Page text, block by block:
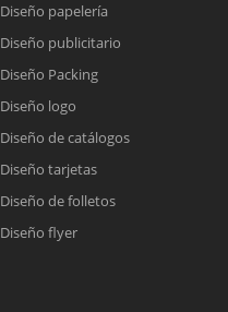
Diseño papelería
Diseño publicitario
Diseño Packing
Diseño logo
Diseño de catálogos
Diseño tarjetas
Diseño de folletos
Diseño flyer